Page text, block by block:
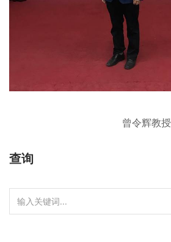
曾令辉教授
查询